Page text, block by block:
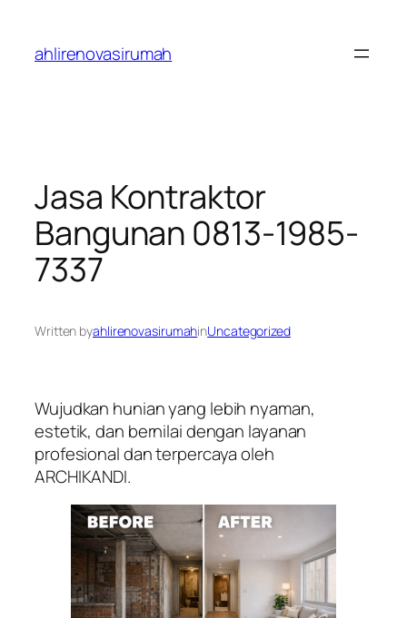
content
ahlirenovasirumah
Jasa Kontraktor
Bangunan 0813-1985-
7337
Written byahlirenovasirumahinUncategorized
Wujudkan hunian yang lebih nyaman,
estetik, dan bernilai dengan layanan
profesional dan terpercaya oleh
ARCHIKANDI.